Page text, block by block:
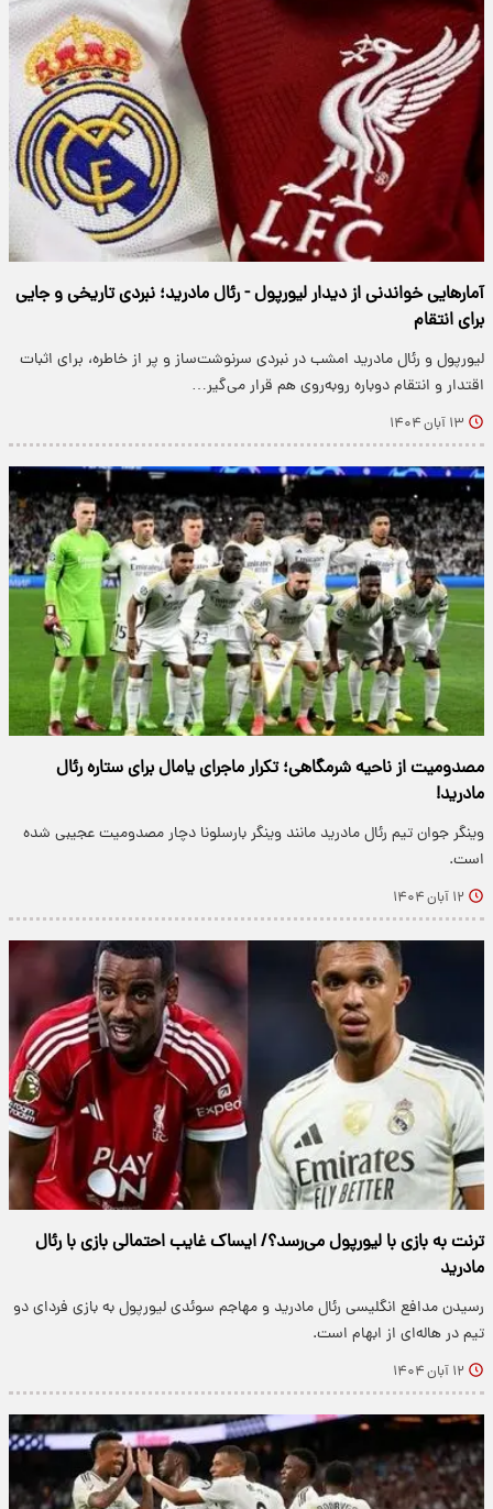
آمارهایی خواندنی از دیدار لیورپول - رئال مادرید؛ نبردی تاریخی و جایی
برای انتقام
لیورپول و رئال مادرید امشب در نبردی سرنوشت‌ساز و پر از خاطره، برای اثبات
اقتدار و انتقام دوباره روبه‌روی هم قرار می‌گیر…
۱۳ آبان ۱۴۰۴
مصدومیت از ناحیه شرمگاهی؛ تکرار ماجرای یامال برای ستاره رئال
مادرید!
وینگر جوان تیم رئال مادرید مانند وینگر بارسلونا دچار مصدومیت عجیبی شده
است.
۱۲ آبان ۱۴۰۴
ترنت به بازی با لیورپول می‌رسد؟/ ایساک غایب احتمالی بازی با رئال
مادرید
رسیدن مدافع انگلیسی رئال مادرید و مهاجم سوئدی لیورپول به بازی فردای دو
تیم در هاله‌ای از ابهام است.
۱۲ آبان ۱۴۰۴